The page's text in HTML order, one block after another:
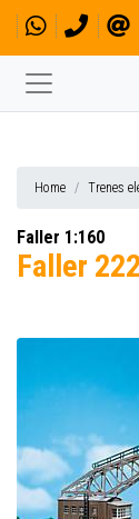
Home Trenes
Faller 1:160
Faller